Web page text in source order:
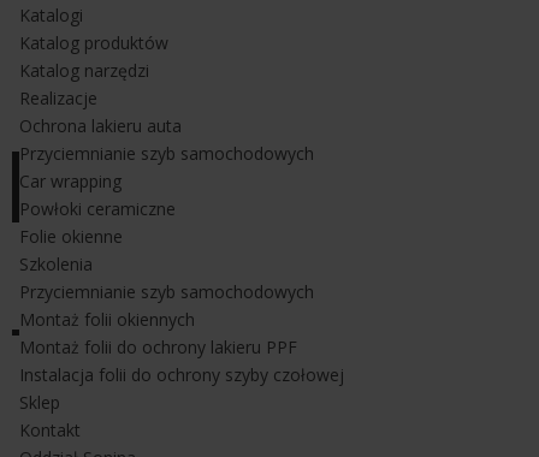
Katalogi
Katalog produktów
Katalog narzędzi
Realizacje
Ochrona lakieru auta
Przyciemnianie szyb samochodowych
Car wrapping
Powłoki ceramiczne
Folie okienne
Szkolenia
Przyciemnianie szyb samochodowych
Montaż folii okiennych
Montaż folii do ochrony lakieru PPF
Instalacja folii do ochrony szyby czołowej
Sklep
Kontakt